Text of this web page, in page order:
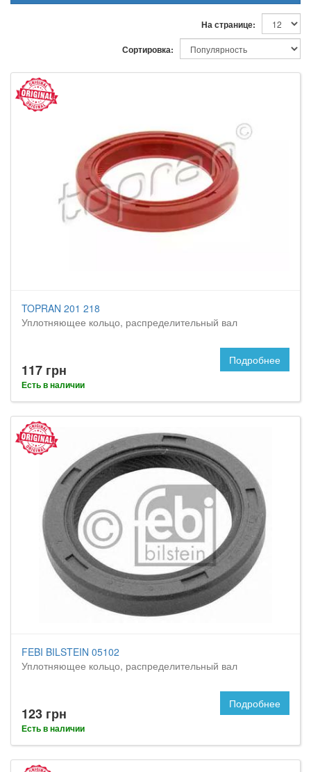
На странице:
Сортировка:
TOPRAN 201 218
Уплотняющее кольцо, распределительный вал
117 грн
Есть в наличии
Подробнее
FEBI BILSTEIN 05102
Уплотняющее кольцо, распределительный вал
123 грн
Есть в наличии
Подробнее